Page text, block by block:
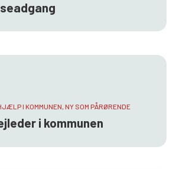
I KOMMUNEN, NY SOM PÅRØRENDE
i kommunen